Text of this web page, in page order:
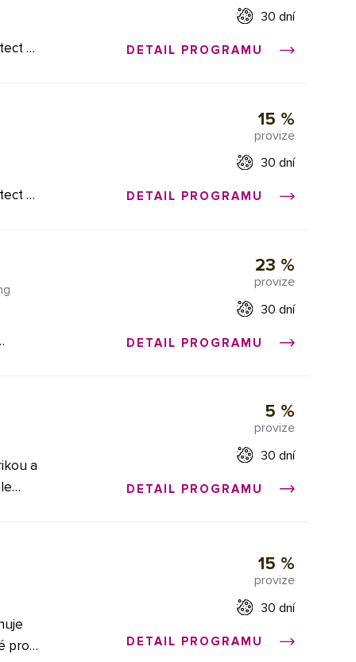
se
a
30 dní
DETAIL PROGRAMU
a
15 %
provize
30 dní
DETAIL PROGRAMU
a
23 %
provize
30 dní
DETAIL PROGRAMU
a
5 %
provize
30 dní
DETAIL PROGRAMU
pro
15 %
provize
30 dní
DETAIL PROGRAMU